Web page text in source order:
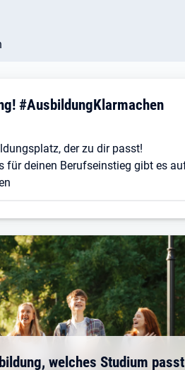
#AusbildungKlarmachen
der zu dir passt!
für deinen Berufseinstieg gibt es
welches Studium